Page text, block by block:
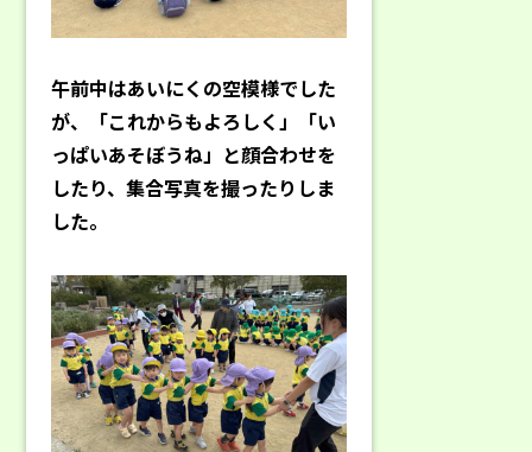
午前中はあいにくの空模様でした
が、「これからもよろしく」「い
っぱいあそぼうね」と顔合わせを
したり、集合写真を撮ったりしま
した。